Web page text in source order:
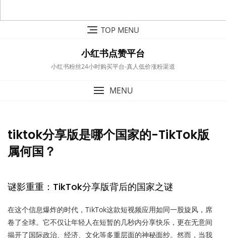
TOP MENU
小红书点赞平台
小红书粉丝24小时购买平台-真人低价涨粉渠道
MENU
tiktok分享版是哪个国家的-TikTok版
属何国？
谜影重重：TikTok分享版背后的国家之谜
在这个信息爆炸的时代，TikTok这款短视频应用如同一股旋风，席
卷了全球。它不仅让年轻人在短暂的几秒内分享快乐，更在无意间
揭开了国际政治、经济、文化等多重层面的神秘面纱。然而，当我